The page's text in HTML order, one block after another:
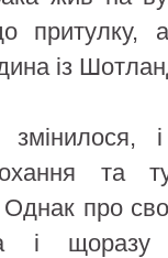
притулку,
із
змінилося,
та
Однак про
і щоразу